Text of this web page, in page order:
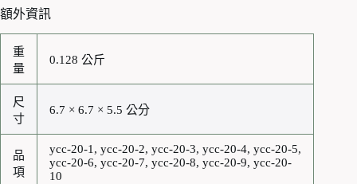
額外資訊
重
量
0.128 公斤
尺
寸
6.7 × 6.7 × 5.5 公分
品
項
ycc-20-1, ycc-20-2, ycc-20-3, ycc-20-4, ycc-20-5,
ycc-20-6, ycc-20-7, ycc-20-8, ycc-20-9, ycc-20-
10